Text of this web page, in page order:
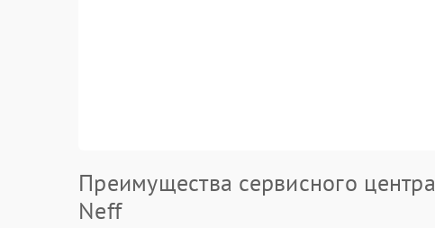
Преимущества сервисного центра
Neff